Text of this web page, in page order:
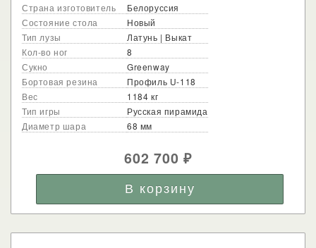
Страна изготовитель
Белоруссия
Состояние стола
Новый
Тип лузы
Латунь | Выкат
Кол-во ног
8
Сукно
Greenway
Бортовая резина
Профиль U-118
Вес
1184 кг
Тип игры
Русская пирамида
Диаметр шара
68 мм
602 700₽